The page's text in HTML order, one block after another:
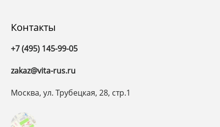
Контакты
+7 (495) 145-99-05
zakaz@vita-rus.ru
Москва, ул. Трубецкая, 28, стр.1